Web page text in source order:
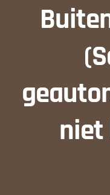
niet